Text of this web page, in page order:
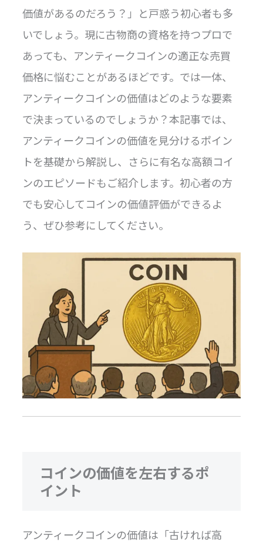
価値があるのだろう？」と戸惑う初心者も多
いでしょう。現に古物商の資格を持つプロで
あっても、アンティークコインの適正な売買
価格に悩むことがあるほどです。では一体、
アンティークコインの価値はどのような要素
で決まっているのでしょうか？本記事では、
アンティークコインの価値を見分けるポイン
トを基礎から解説し、さらに有名な高額コイ
ンのエピソードもご紹介します。初心者の方
でも安心してコインの価値評価ができるよ
う、ぜひ参考にしてください。
コインの価値を左右するポ
イント
アンティークコインの価値は「古ければ高